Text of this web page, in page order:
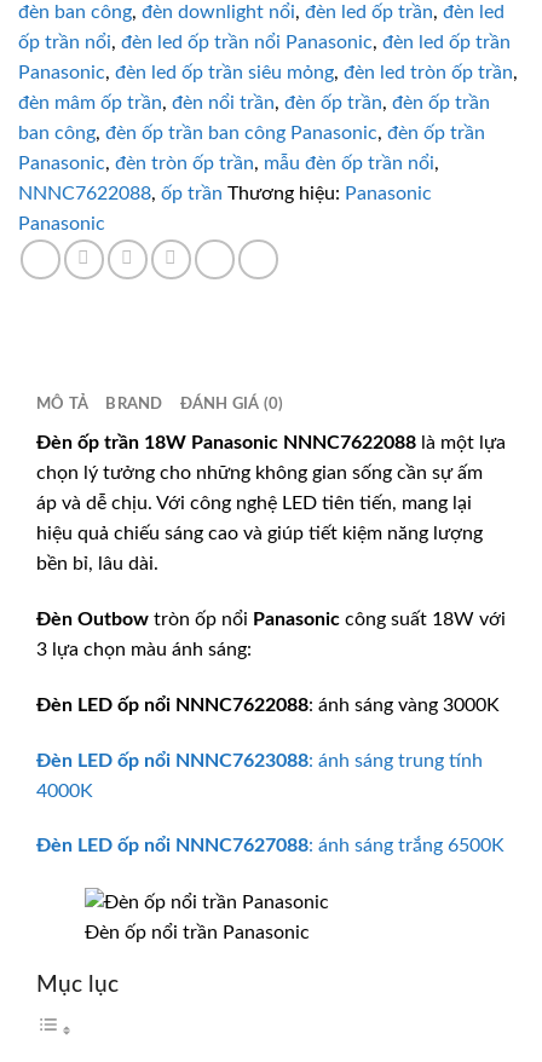
NNNC7622088
ánh
sáng
vàng
số
lượng
đèn ban công, đèn downlight nổi, đèn led ốp trần, đèn led
ốp trần nổi, đèn led ốp trần nổi Panasonic, đèn led ốp trần
Panasonic, đèn led ốp trần siêu mỏng, đèn led tròn ốp trần,
đèn mâm ốp trần, đèn nổi trần, đèn ốp trần, đèn ốp trần
ban công, đèn ốp trần ban công Panasonic, đèn ốp trần
Panasonic, đèn tròn ốp trần, mẫu đèn ốp trần nổi,
NNNC7622088, ốp trần Thương hiệu: Panasonic
Panasonic
MÔ TẢ BRAND ĐÁNH GIÁ (0)
Đèn ốp trần 18W Panasonic NNNC7622088 là một lựa
chọn lý tưởng cho những không gian sống cần sự ấm
áp và dễ chịu. Với công nghệ LED tiên tiến, mang lại
hiệu quả chiếu sáng cao và giúp tiết kiệm năng lượng
bền bỉ, lâu dài.
Đèn Outbow tròn ốp nổi Panasonic công suất 18W với
3 lựa chọn màu ánh sáng:
Đèn LED ốp nổi NNNC7622088: ánh sáng vàng 3000K
Đèn LED ốp nổi NNNC7623088: ánh sáng trung tính
4000K
Đèn LED ốp nổi NNNC7627088: ánh sáng trắng 6500K
Đèn ốp nổi trần Panasonic
Mục lục